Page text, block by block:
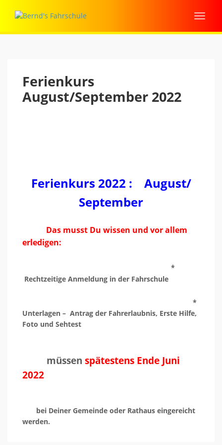
Ferienkurs
August/September 2022
Ferienkurs 2022 : August/
September
Das musst Du wissen und vor allem
erledigen:
*
Rechtzeitige Anmeldung in der Fahrschule
*
Unterlagen – Antrag der Fahrerlaubnis, Erste Hilfe,
Foto und Sehtest
müssen spätestens Ende Juni
2022
bei Deiner Gemeinde oder Rathaus eingereicht
werden.